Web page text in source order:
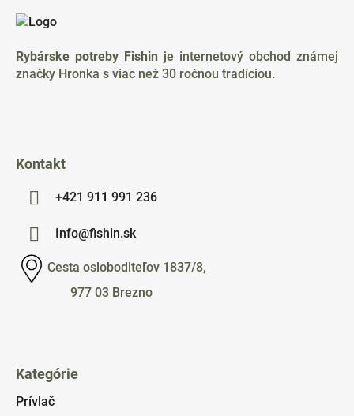
Rybárske potreby Fishin je internetový obchod známej
značky Hronka s viac než 30 ročnou tradíciou.
Kontakt
+421 911 991 236
Info@fishin.sk
Cesta osloboditeľov 1837/8,
977 03 Brezno
Kategórie
Prívlač